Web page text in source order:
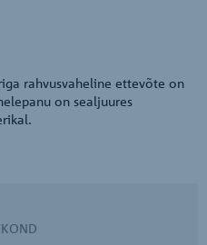
rahvusvaheline ettevõte on
on sealjuures